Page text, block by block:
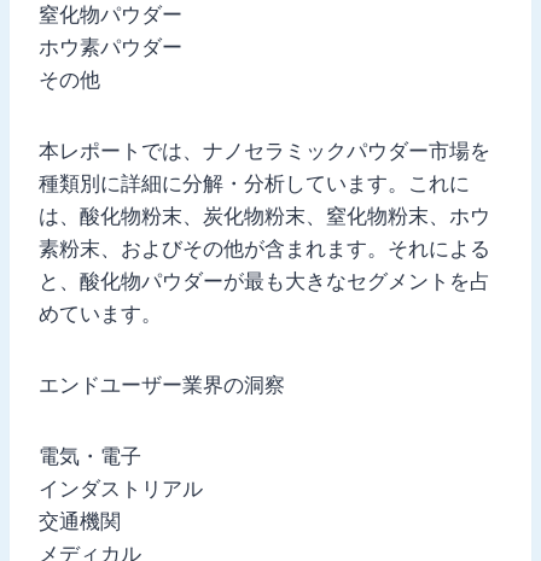
窒化物パウダー
ホウ素パウダー
その他
本レポートでは、ナノセラミックパウダー市場を
種類別に詳細に分解・分析しています。これに
は、酸化物粉末、炭化物粉末、窒化物粉末、ホウ
素粉末、およびその他が含まれます。それによる
と、酸化物パウダーが最も大きなセグメントを占
めています。
エンドユーザー業界の洞察
電気・電子
インダストリアル
交通機関
メディカル